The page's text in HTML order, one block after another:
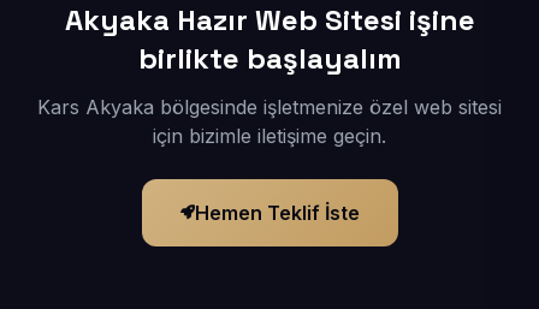
Akyaka Hazır Web Sitesi işine
birlikte başlayalım
Kars Akyaka bölgesinde işletmenize özel web sitesi
için bizimle iletişime geçin.
Hemen Teklif İste